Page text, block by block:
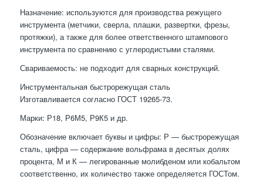
Назначение: используются для производства режущего
инструмента (метчики, сверла, плашки, развертки, фрезы,
протяжки), а также для более ответственного штампового
инструмента по сравнению с углеродистыми сталями.
Свариваемость: не подходит для сварных конструкций.
Инструментальная быстрорежущая сталь
Изготавливается согласно ГОСТ 19265-73.
Марки: Р18, Р6М5, Р9К5 и др.
Обозначение включает буквы и цифры: Р — быстрорежущая
сталь, цифра — содержание вольфрама в десятых долях
процента, М и К — легированные молибденом или кобальтом
соответственно, их количество также определяется ГОСТом.